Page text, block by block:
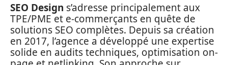
SEO Design s’adresse principalement aux
TPE/PME et e-commerçants en quête de
solutions SEO complètes. Depuis sa création
en 2017, l’agence a développé une expertise
solide en audits techniques, optimisation on-